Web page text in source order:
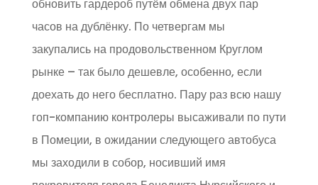
обновить гардероб путём обмена двух пар
часов на дублёнку. По четвергам мы
закупались на продовольственном Круглом
рынке – так было дешевле, особенно, если
доехать до него бесплатно. Пару раз всю нашу
гоп-компанию контролеры высаживали по пути
в Помеции, в ожидании следующего автобуса
мы заходили в собор, носивший имя